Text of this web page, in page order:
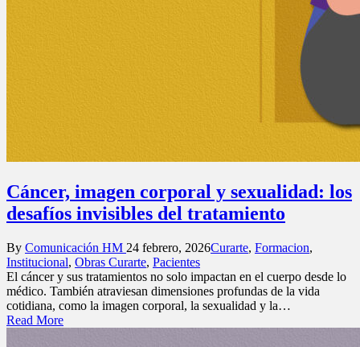
Cáncer, imagen corporal y sexualidad: los
desafíos invisibles del tratamiento
Posted
by
By Comunicación HM 24 febrero, 2026Posted
Curarte, Formacion,
Institucional, Obras Curarte, Pacientes
El cáncer y sus tratamientos no solo impactan en el cuerpo desde lo
médico. También atraviesan dimensiones profundas de la vida
cotidiana, como la imagen corporal, la sexualidad y la…
Read More